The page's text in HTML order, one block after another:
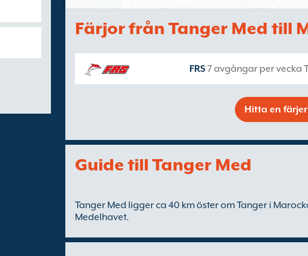
Färjor från Tanger Med till
FRS7 avgångar per vecka
Hitta en
Guide till Tanger Med
Tanger Med ligger ca 40 km öster om Tanger i
Medelhavet.